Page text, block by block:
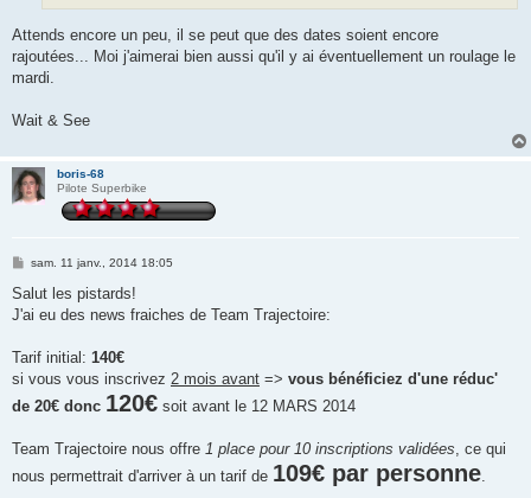
Attends encore un peu, il se peut que des dates soient encore
rajoutées... Moi j'aimerai bien aussi qu'il y ai éventuellement un roulage le
mardi.
Wait & See
boris-68
Pilote Superbike
M
s
a
sam. 11 janv., 2014 18:05
Salut les pistards!
J'ai eu des news fraiches de Team Trajectoire:
Tarif initial: 140€
si vous vous inscrivez 2 mois avant => vous bénéficiez d'une réduc'
de 20€ donc 120€ soit avant le 12 MARS 2014
Team Trajectoire nous offre 1 place pour 10 inscriptions validées , ce qui
nous permettrait d'arriver à un tarif de 109€ par personne